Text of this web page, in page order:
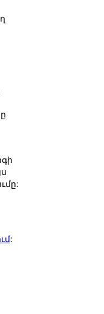
: